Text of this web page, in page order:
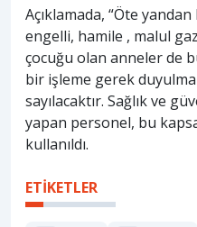
Açıklamada, “Öte
engelli, hamile , malul
çocuğu olan anneler de
bir işleme gerek
sayılacaktır. Sağlık ve
yapan personel, bu
kullanıldı.
ETİKETLER